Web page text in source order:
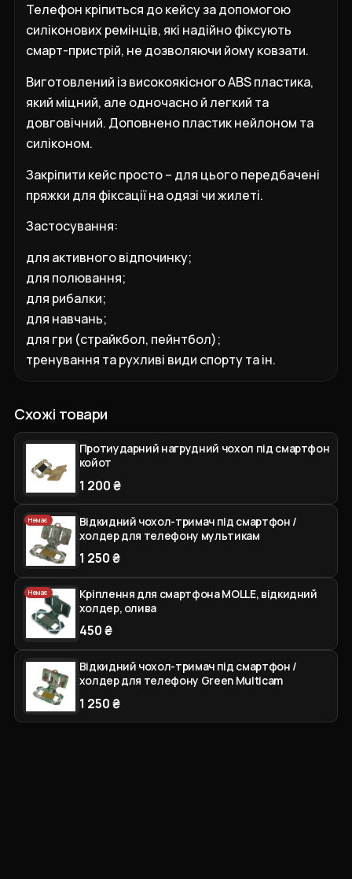
Телефон кріпиться до кейсу за допомогою
силіконових ремінців, які надійно фіксують
смарт-пристрій, не дозволяючи йому ковзати.
Виготовлений із високоякісного ABS пластика,
який міцний, але одночасно й легкий та
довговічний. Доповнено пластик нейлоном та
силіконом.
Закріпити кейс просто – для цього передбачені
пряжки для фіксації на одязі чи жилеті.
Застосування:
для активного відпочинку;
для полювання;
для рибалки;
для навчань;
для гри (страйкбол, пейнтбол);
тренування та рухливі види спорту та ін.
Схожі товари
Протиударний нагрудний чохол під смартфон
койот
1 200 ₴
Немає
Відкидний чохол-тримач під смартфон /
холдер для телефону мультикам
1 250 ₴
Немає
Кріплення для смартфона MOLLE, відкидний
холдер, олива
450 ₴
Відкидний чохол-тримач під смартфон /
холдер для телефону Green Multicam
1 250 ₴